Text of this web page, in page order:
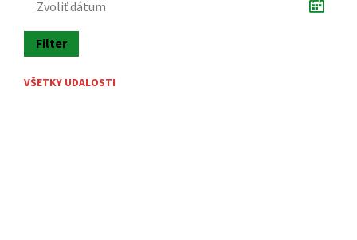
Filter
VŠETKY UDALOSTI